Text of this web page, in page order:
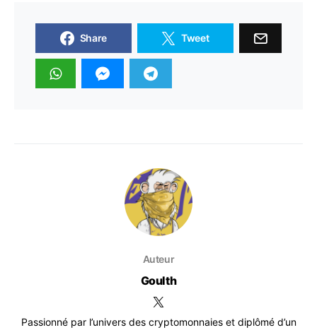
Share Tweet
Auteur
Goulth
Passionné par l’univers des cryptomonnaies et diplômé d’un